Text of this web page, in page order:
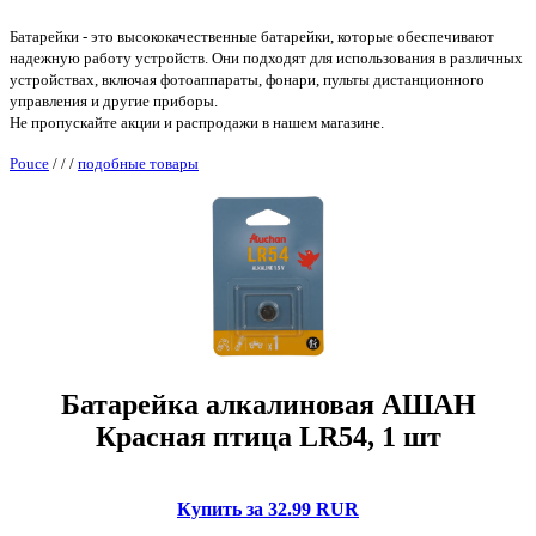
Батарейки - это высококачественные батарейки, которые обеспечивают
надежную работу устройств. Они подходят для использования в различных
устройствах, включая фотоаппараты, фонари, пульты дистанционного
управления и другие приборы.
Не пропускайте акции и распродажи в нашем магазине.
Pouce / / / подобные товары
Батарейка алкалиновая АШАН
Красная птица LR54, 1 шт
Купить за 32.99 RUR